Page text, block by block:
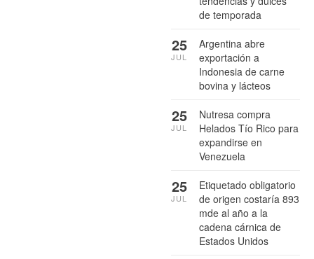
de temporada
Argentina abre
exportación a
Indonesia de carne
bovina y lácteos
25
JUL
Nutresa compra
Helados Tío Rico para
expandirse en
Venezuela
25
JUL
Etiquetado obligatorio
de origen costaría 893
mde al año a la
cadena cárnica de
Estados Unidos
25
JUL